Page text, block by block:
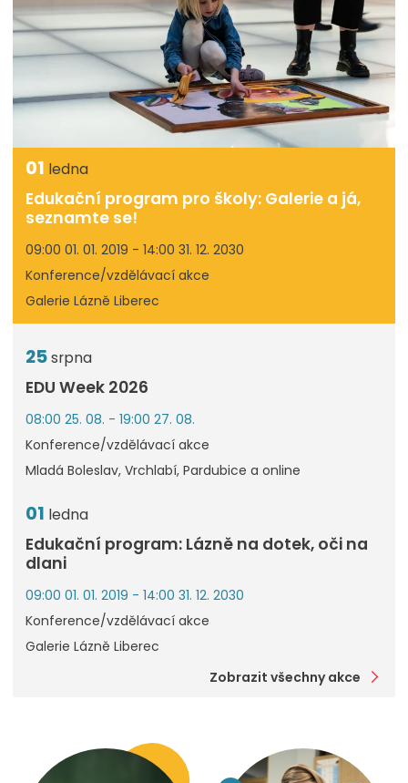
01 ledna
Edukační program pro školy: Galerie a já,
seznamte se!
09:00 01. 01. 2019 - 14:00 31. 12. 2030
Konference/vzdělávací akce
Galerie Lázně Liberec
25srpna
EDU Week 2026
08:00 25. 08. - 19:00 27. 08.
Konference/vzdělávací akce
Mladá Boleslav, Vrchlabí, Pardubice a online
01 ledna
Edukační program: Lázně na dotek, oči na
dlani
09:00 01. 01. 2019 - 14:00 31. 12. 2030
Konference/vzdělávací akce
Galerie Lázně Liberec
Zobrazit všechny akce